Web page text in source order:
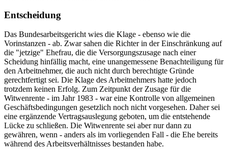
Entscheidung
Das Bundesarbeitsgericht wies die Klage - ebenso wie die
Vorinstanzen - ab. Zwar sahen die Richter in der Einschränkung auf
die "jetzige" Ehefrau, die die Versorgungszusage nach einer
Scheidung hinfällig macht, eine unangemessene Benachteiligung für
den Arbeitnehmer, die auch nicht durch berechtigte Gründe
gerechtfertigt sei. Die Klage des Arbeitnehmers hatte jedoch
trotzdem keinen Erfolg. Zum Zeitpunkt der Zusage für die
Witwenrente - im Jahr 1983 - war eine Kontrolle von allgemeinen
Geschäftsbedingungen gesetzlich noch nicht vorgesehen. Daher sei
eine ergänzende Vertragsauslegung geboten, um die entstehende
Lücke zu schließen. Die Witwenrente sei aber nur dann zu
gewähren, wenn - anders als im vorliegenden Fall - die Ehe bereits
während des Arbeitsverhältnisses bestanden habe.